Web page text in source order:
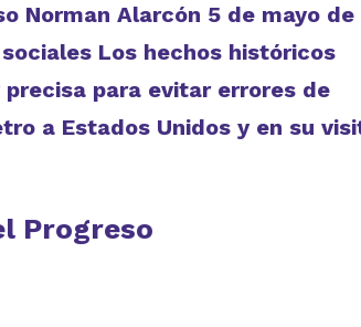
Norman Alarcón 5 de mayo de
Los hechos históricos
para evitar errores de
a Estados Unidos y en su
Progreso